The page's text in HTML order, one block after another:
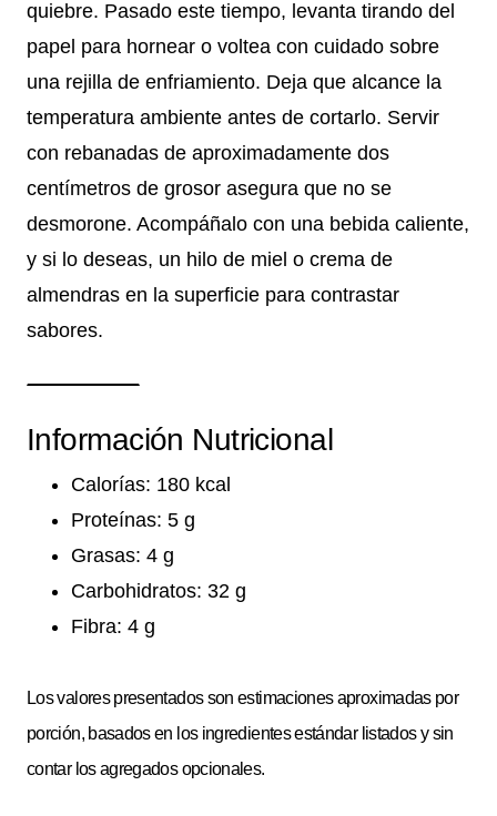
quiebre. Pasado este tiempo, levanta tirando del
papel para hornear o voltea con cuidado sobre
una rejilla de enfriamiento. Deja que alcance la
temperatura ambiente antes de cortarlo. Servir
con rebanadas de aproximadamente dos
centímetros de grosor asegura que no se
desmorone. Acompáñalo con una bebida caliente,
y si lo deseas, un hilo de miel o crema de
almendras en la superficie para contrastar
sabores.
Información Nutricional
Calorías: 180 kcal
Proteínas: 5 g
Grasas: 4 g
Carbohidratos: 32 g
Fibra: 4 g
Los valores presentados son estimaciones aproximadas por
porción, basados en los ingredientes estándar listados y sin
contar los agregados opcionales.